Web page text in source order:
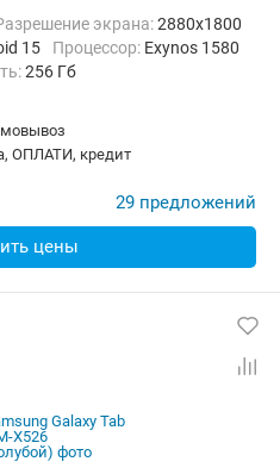
Разрешение экрана:2880x1800
15 Процессор: Exynos 1580​
256 Гб
ОПЛАТИ, кредит
29 предложений
цены